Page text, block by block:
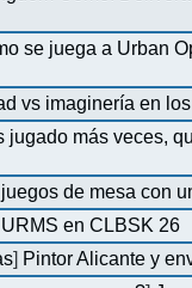
se juega a Urban
vs imaginería en
jugado más veces,
de mesa con
en CLBSK 26
] Pintor Alicante y